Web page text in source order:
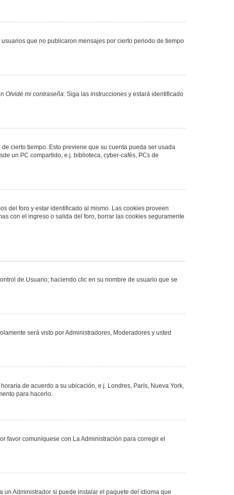
que no publicaron mensajes por cierto periodo de tiempo
Olvidé mi contraseña. Siga las instrucciones y estará identificado
cierto tiempo. Esto previene que su cuenta pueda ser usada
un PC compartido, e.j. biblioteca, cyber-cafés, PCs de
del foro y estar identificado al mismo. Las cookies proveen
con el ingreso o salida del foro, borrar las cookies seguramente
de Usuario; haciendo clic en su nombre de usuario que se
será visto por Administradores, Moderadores y usted
de acuerdo a su ubicación, e.j. Londres, París, Nueva York,
para hacerlo.
favor comuníquese con La Administración para corregir el
Administrador si puede instalar el paquete del idioma que